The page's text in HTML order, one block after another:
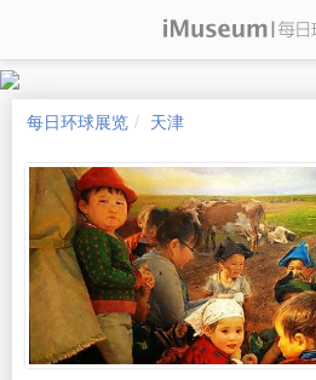
每日环球展览 天津